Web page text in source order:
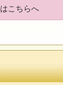
こちらへ